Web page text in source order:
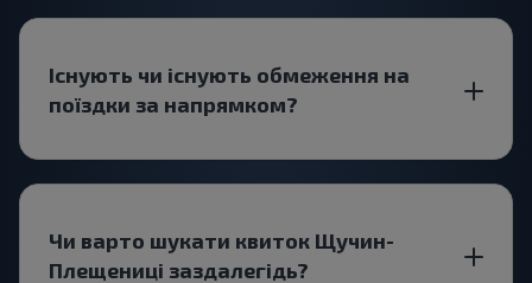
Існують чи існують обмеження на
поїздки за напрямком?
Чи варто шукати квиток Щучин-
Плещениці заздалегідь?